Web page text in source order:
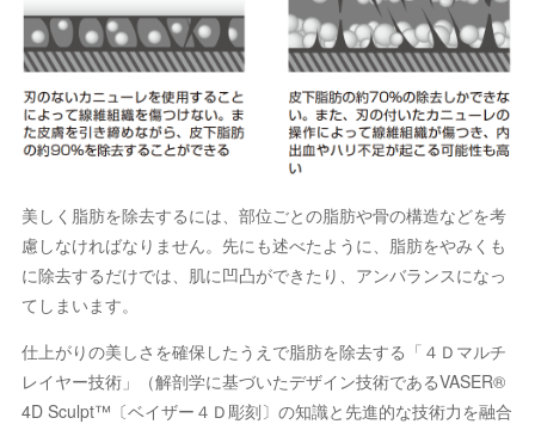
美しく脂肪を除去するには、部位ごとの脂肪や骨の構造などを考
慮しなければなりません。先にも述べたように、脂肪をやみくも
に除去するだけでは、肌に凹凸ができたり、アンバランスになっ
てしまいます。
仕上がりの美しさを確保したうえで脂肪を除去する「４Ｄマルチ
レイヤー技術」（解剖学に基づいたデザイン技術であるVASER®
4D Sculpt™〔ベイザー４Ｄ彫刻〕の知識と先進的な技術力を融合